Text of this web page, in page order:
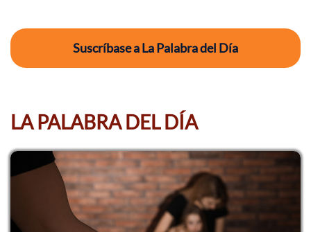
Suscríbase a La Palabra del Día
LA PALABRA DEL DÍA